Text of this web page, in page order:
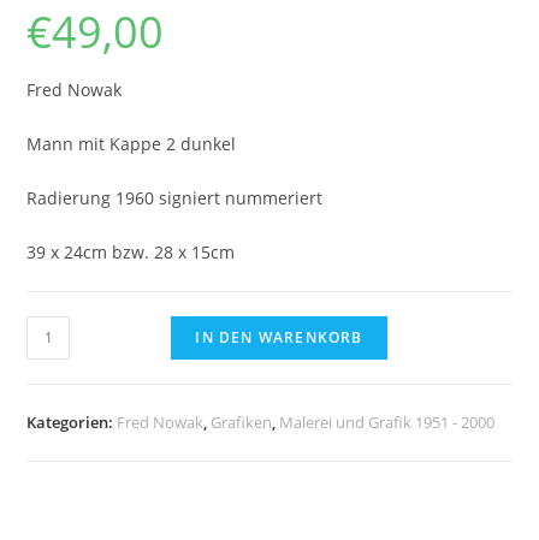
€49,00
Fred Nowak
Mann mit Kappe 2 dunkel
Radierung 1960 signiert nummeriert
39 x 24cm bzw. 28 x 15cm
Fred
Nowak,
mit
IN DEN WARENKORB
Kategorien: Fred Nowak, Grafiken, Malerei und Grafik 1951 - 2000